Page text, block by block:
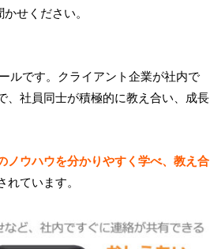
せください。
ルです。クライアント企業が社内で
、社員同士が積極的に教え合い、成長
ノウハウを分かりやすく学べ、教え合
ています。